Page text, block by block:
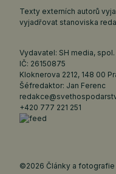
Texty externích autorů
vyjadřovat stanoviska
Vydavatel: SH media, spol.
IČ: 26150875
Kloknerova 2212, 148 00
Šéfredaktor: Jan Ferenc
+420 777 221 251
©2026 Články a